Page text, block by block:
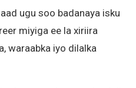
ugu soo badanaya isku
miyiga ee la xiriira
waraabka iyo dilalka